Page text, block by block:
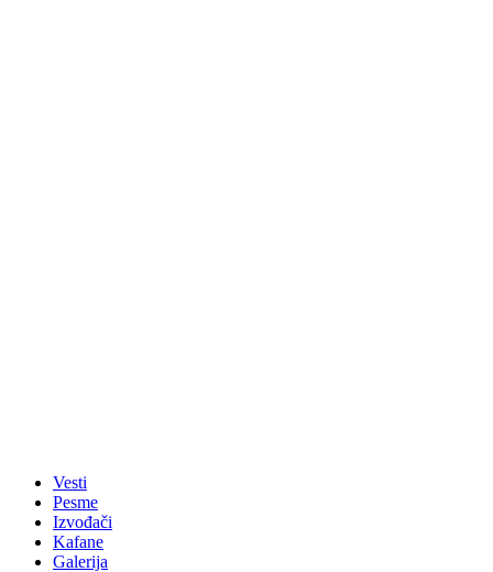
Vesti
Pesme
Izvođači
Kafane
Galerija